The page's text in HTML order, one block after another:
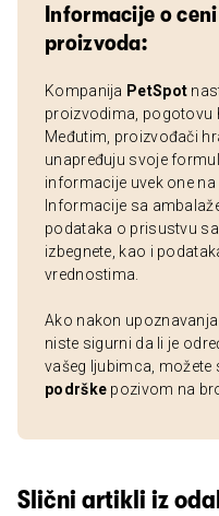
Informacije o
proizvoda:
Kompanija PetSpot
proizvodima, pogotovu
Međutim, proizvođači
unapređuju svoje
informacije uvek one
Informacije sa
podataka o prisustvu
izbegnete, kao i
vrednostima.
Ako nakon
niste sigurni da li je
vašeg ljubimca, možete
podrške pozivom na
Slični artikli iz